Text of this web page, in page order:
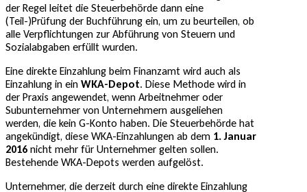
der Regel leitet die Steuerbehörde dann eine
(Teil-)Prüfung der Buchführung ein, um zu beurteilen, ob
alle Verpflichtungen zur Abführung von Steuern und
Sozialabgaben erfüllt wurden.
Eine direkte Einzahlung beim Finanzamt wird auch als
Einzahlung in ein WKA-Depot. Diese Methode wird in
der Praxis angewendet, wenn Arbeitnehmer oder
Subunternehmer von Unternehmern ausgeliehen
werden, die kein G-Konto haben. Die Steuerbehörde hat
angekündigt, diese WKA-Einzahlungen ab dem 1. Januar
2016 nicht mehr für Unternehmer gelten sollen.
Bestehende WKA-Depots werden aufgelöst.
Unternehmer, die derzeit durch eine direkte Einzahlung